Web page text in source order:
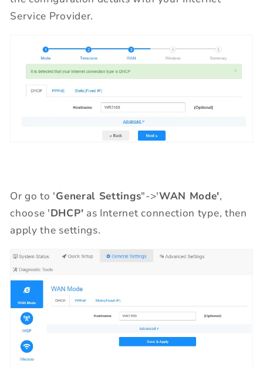
Service Provider.
Or go to 'General Settings"->'WAN Mode',
choose 'DHCP' as Internet connection type, then
apply the settings.